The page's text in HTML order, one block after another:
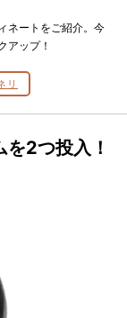
ネートをご紹介。今
アップ！
リ
2つ投入！